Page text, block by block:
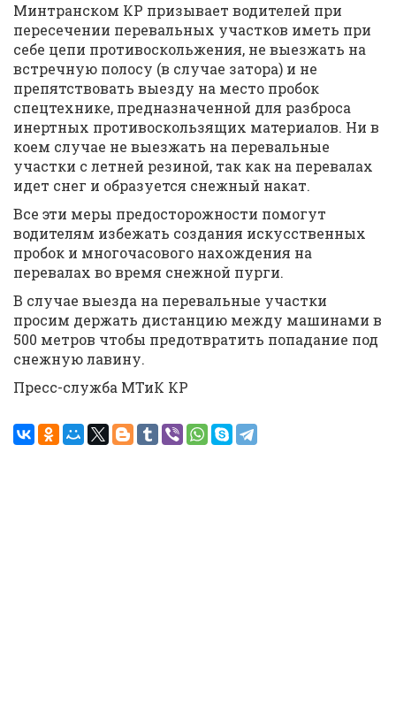
Минтранском КР призывает водителей при
пересечении перевальных участков иметь при
себе цепи противоскольжения, не выезжать на
встречную полосу (в случае затора) и не
препятствовать выезду на место пробок
спецтехнике, предназначенной для разброса
инертных противоскользящих материалов. Ни в
коем случае не выезжать на перевальные
участки с летней резиной, так как на перевалах
идет снег и образуется снежный накат.
Все эти меры предосторожности помогут
водителям избежать создания искусственных
пробок и многочасового нахождения на
перевалах во время снежной пурги.
В случае выезда на перевальные участки
просим держать дистанцию между машинами в
500 метров чтобы предотвратить попадание под
снежную лавину.
Пресс-служба МТиК КР